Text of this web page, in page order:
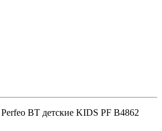
BT детские KIDS PF B4862